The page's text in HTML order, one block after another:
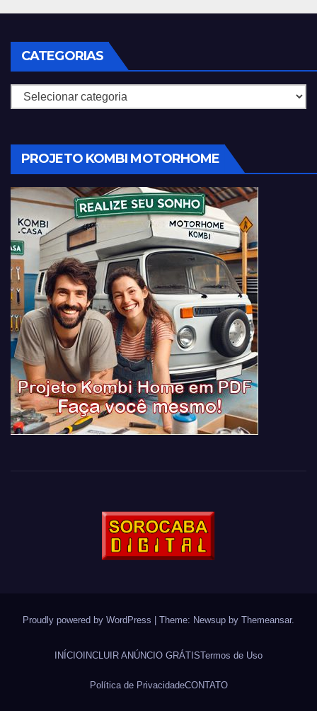
CATEGORIAS
Categorias
PROJETO KOMBI MOTORHOME
Proudly powered by WordPress Theme: Newsup by Themeansar.
INÍCIO INCLUIR ANÚNCIO GRÁTISTermos de Uso
Política de PrivacidadeCONTATO